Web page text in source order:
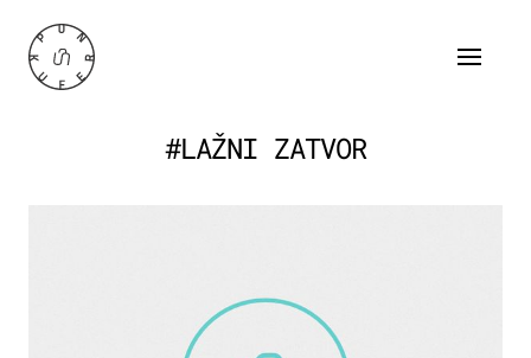
#LAŽNI ZATVOR